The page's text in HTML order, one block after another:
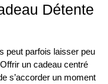
Détente
peut parfois laisser peu
un cadeau centré
s’accorder un moment